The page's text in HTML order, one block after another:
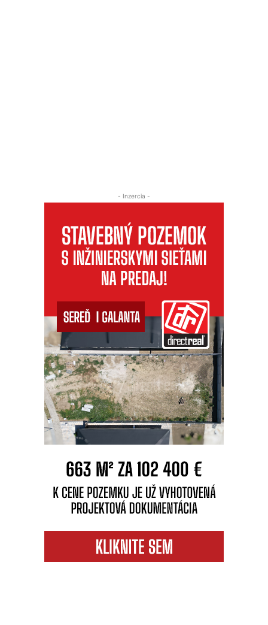
- Inzercia -